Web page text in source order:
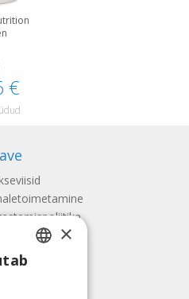
€
LATVIAN
×